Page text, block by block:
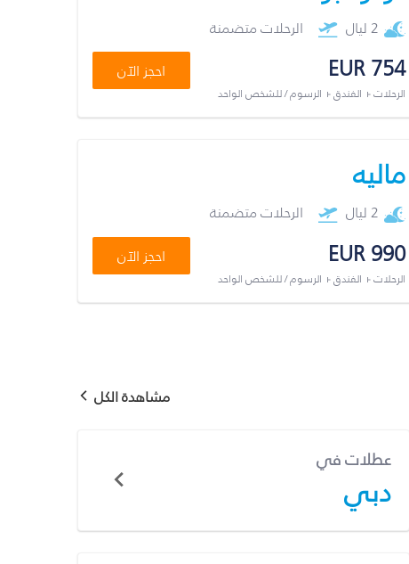
2 ليال الرحلات متضمنة
EUR 754
الرحلات + الفندق + الرسوم / للشخص الواحد
احجز الآن
ماليه
2 ليال الرحلات متضمنة
EUR 990
الرحلات + الفندق + الرسوم / للشخص الواحد
احجز الآن
مشاهدة الكل
عطلات في
دبي